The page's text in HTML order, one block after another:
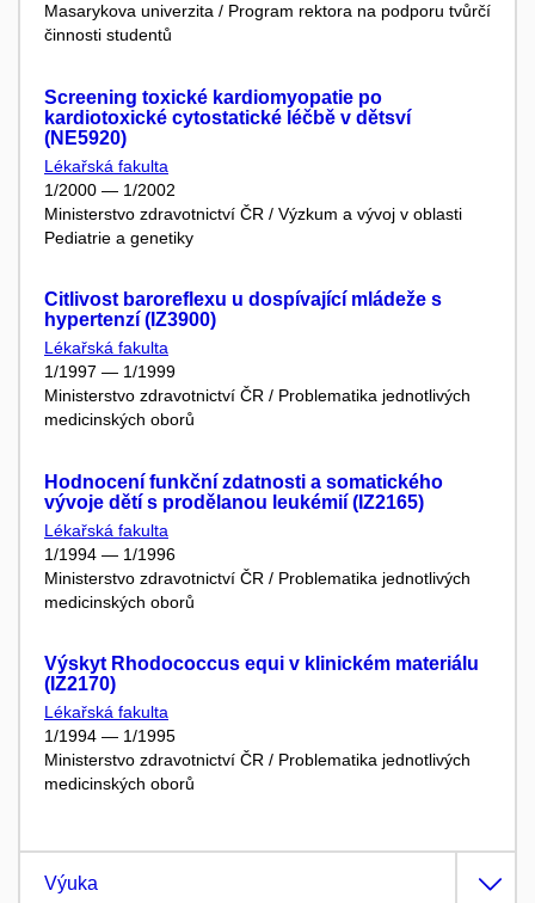
Masarykova univerzita / Program rektora na podporu tvůrčí
činnosti studentů
Screening toxické kardiomyopatie po
kardiotoxické cytostatické léčbě v dětsví
(NE5920)
Lékařská fakulta
1/2000 — 1/2002
Ministerstvo zdravotnictví ČR / Výzkum a vývoj v oblasti
Pediatrie a genetiky
Citlivost baroreflexu u dospívající mládeže s
hypertenzí (IZ3900)
Lékařská fakulta
1/1997 — 1/1999
Ministerstvo zdravotnictví ČR / Problematika jednotlivých
medicinských oborů
Hodnocení funkční zdatnosti a somatického
vývoje dětí s prodělanou leukémií (IZ2165)
Lékařská fakulta
1/1994 — 1/1996
Ministerstvo zdravotnictví ČR / Problematika jednotlivých
medicinských oborů
Výskyt Rhodococcus equi v klinickém materiálu
(IZ2170)
Lékařská fakulta
1/1994 — 1/1995
Ministerstvo zdravotnictví ČR / Problematika jednotlivých
medicinských oborů
Výuka